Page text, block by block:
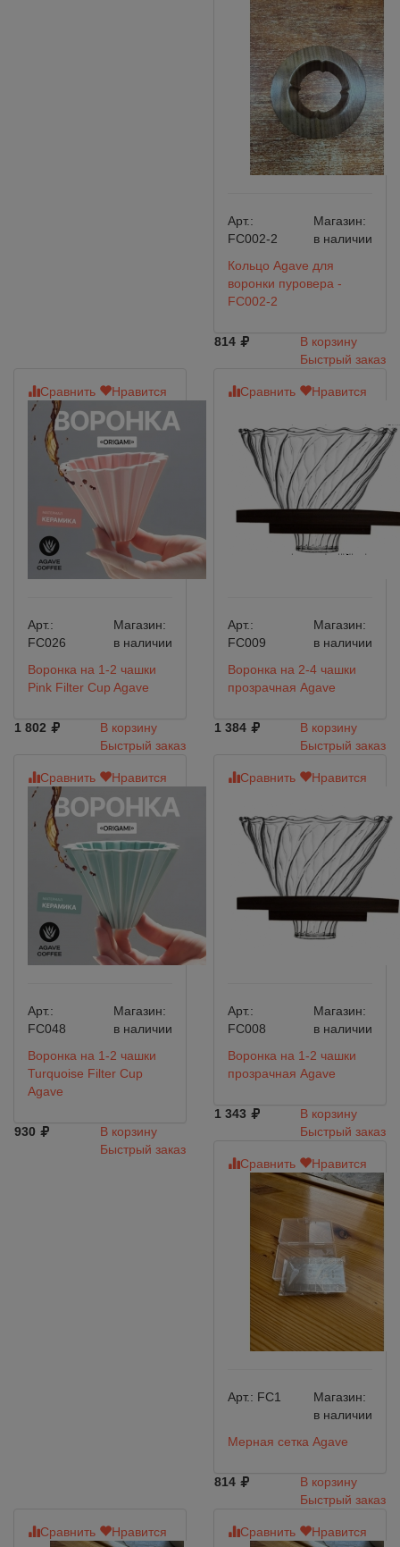
Арт.:
FC002-2
Магазин:
в наличии
Кольцо Agave для
воронки пуровера -
FC002-2
814
В корзину
Быстрый заказ
Сравнить Нравится
Арт.:
FC026
Магазин:
в наличии
Воронка на 1-2 чашки
Pink Filter Cup Agave
1 802
В корзину
Быстрый заказ
Сравнить Нравится
Арт.:
FC009
Магазин:
в наличии
Воронка на 2-4 чашки
прозрачная Agave
1 384
В корзину
Быстрый заказ
Сравнить Нравится
Арт.:
FC048
Магазин:
в наличии
Воронка на 1-2 чашки
Turquoise Filter Cup
Agave
930
В корзину
Быстрый заказ
Сравнить Нравится
Арт.:
FC008
Магазин:
в наличии
Воронка на 1-2 чашки
прозрачная Agave
1 343
В корзину
Быстрый заказ
Сравнить Нравится
Арт.: FC1
Магазин:
в наличии
Мерная сетка Agave
814
В корзину
Быстрый заказ
Сравнить Нравится Сравнить Нравится